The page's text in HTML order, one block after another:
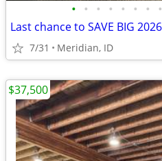
• • • • • • • •
7/31 Meridian, ID
$37,500